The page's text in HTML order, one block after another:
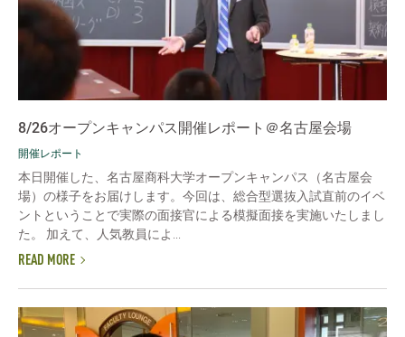
8/26オープンキャンパス開催レポート＠名古屋会場
開催レポート
本日開催した、名古屋商科大学オープンキャンパス（名古屋会
場）の様子をお届けします。今回は、総合型選抜入試直前のイベ
ントということで実際の面接官による模擬面接を実施いたしまし
た。 加えて、人気教員によ...
READ MORE